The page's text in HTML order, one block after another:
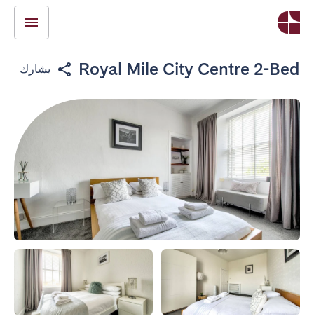
Royal Mile City Centre 2-Bed يشارك